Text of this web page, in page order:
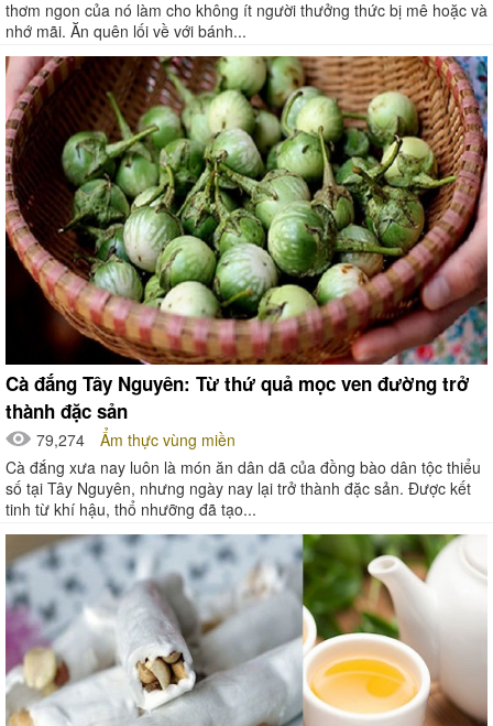
thơm ngon của nó làm cho không ít người thưởng thức bị mê hoặc và
nhớ mãi. Ăn quên lối về với bánh...
Cà đắng Tây Nguyên: Từ thứ quả mọc ven đường trở
thành đặc sản
79,274
Ẩm thực vùng miền
Cà đắng xưa nay luôn là món ăn dân dã của đồng bào dân tộc thiểu
số tại Tây Nguyên, nhưng ngày nay lại trở thành đặc sản. Được kết
tinh từ khí hậu, thổ nhưỡng đã tạo...